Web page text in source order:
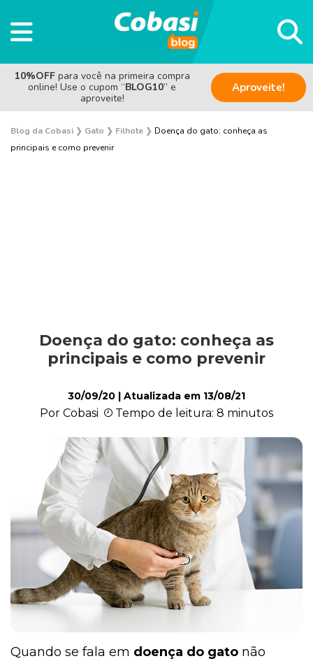
10%OFF para você na primeira compra
online! Use o cupom “BLOG10” e
aproveite!
Aproveite!
Blog da Cobasi ❯ Gato ❯ Filhote ❯ Doença do gato: conheça as
principais e como prevenir
Comportamento
Curiosidades
Filhote
Higiene
Saúde
Doença do gato: conheça as
principais e como prevenir
30/09/20 | Atualizada em 13/08/21
Por Cobasi Tempo de leitura: 8 minutos
Quando se fala em doença do gato não